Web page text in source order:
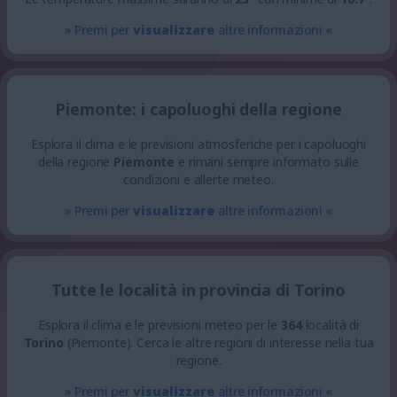
» Premi pervisualizzare altre informazioni «
Piemonte: i capoluoghi della regione
Esplora il clima e le previsioni atmosferiche per i capoluoghi
della regione Piemonte e rimani sempre informato sulle
condizioni e allerte meteo.
» Premi pervisualizzare altre informazioni «
Tutte le località in provincia di Torino
Esplora il clima e le previsioni meteo per le 364località di
Torino (Piemonte). Cerca le altre regioni di interesse nella tua
regione.
» Premi pervisualizzare altre informazioni «